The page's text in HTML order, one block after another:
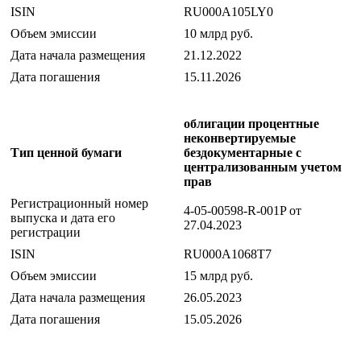
ISIN
RU000A105LY0
Объем эмиссии
10 млрд руб.
Дата начала размещения
21.12.2022
Дата погашения
15.11.2026
Тип ценной бумаги
облигации процентные
неконвертируемые
бездокументарные с
централизованным учетом
прав
Регистрационный номер
выпуска и дата его
регистрации
4-05-00598-R-001P от
27.04.2023
ISIN
RU000A1068T7
Объем эмиссии
15 млрд руб.
Дата начала размещения
26.05.2023
Дата погашения
15.05.2026